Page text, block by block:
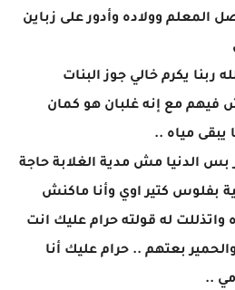
المعلم وولاده وأدور على زباين
ربنا يكرم خالي جوز البنات
فيهم مع إنه غلبان هو كمان
مياه ..
الدنيا مش مدية الغلابة حاجة
بفلوس كتير اوي وأنا ماكنش
له قولته حرام عليك انت
بعتهم .. حرام عليك أنا
..